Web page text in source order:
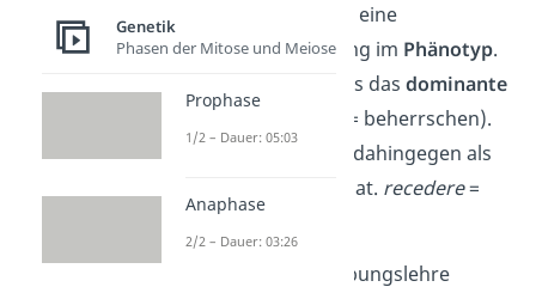
dieses Allel sorgt für eine
Merkmalsausprägung im Phänotyp.
Du bezeichnest es als dasdominante
Allel
= beherrschen).
Das andere Allel gilt dahingegen als
(lat. recedere=
zurückweichen).
In der Vererbungslehre
Genetik
Phasen der Mitose und Meiose
Prophase
1/2 – Dauer: 05:03
Anaphase
2/2 – Dauer: 03:26